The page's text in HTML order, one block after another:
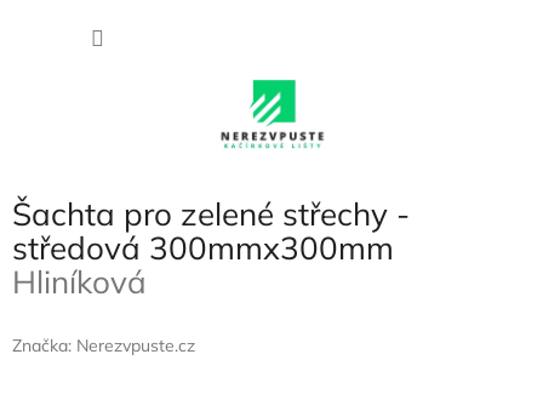
Šachta pro zelené střechy -
středová 300mmx300mm
Hliníková
Značka: Nerezvpuste.cz